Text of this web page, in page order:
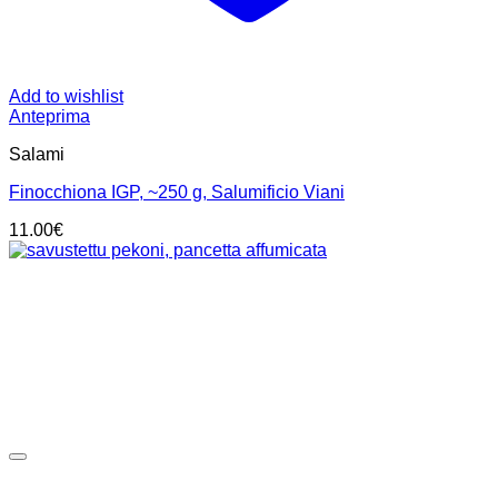
Add to wishlist
Anteprima
Salami
Finocchiona IGP, ~250 g, Salumificio Viani
11.00€